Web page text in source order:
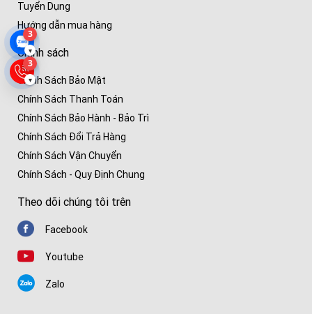
3
▾
3
▾
Tuyển Dụng
Hướng dẫn mua hàng
Chính sách
Chính Sách Bảo Mật
Chính Sách Thanh Toán
Chính Sách Bảo Hành - Bảo Trì
Chính Sách Đổi Trả Hàng
Chính Sách Vận Chuyển
Chính Sách - Quy Định Chung
Theo dõi chúng tôi trên
Facebook
Youtube
Zalo